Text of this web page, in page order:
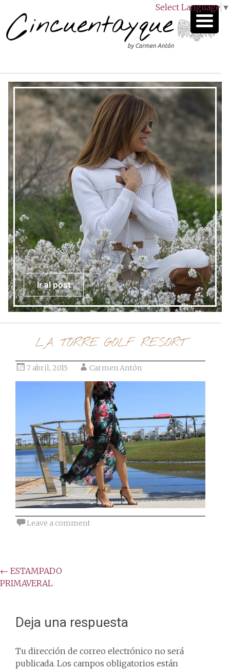
Select Language ▼
Ir al post
LA TORRE GOLF RESORT
7 abril, 2015 Carmen Antón
Leave a comment
Post
navigation
← ESTAMPADO
PRIMAVERAL
Deja una respuesta
Tu dirección de correo electrónico no será
publicada. Los campos obligatorios están